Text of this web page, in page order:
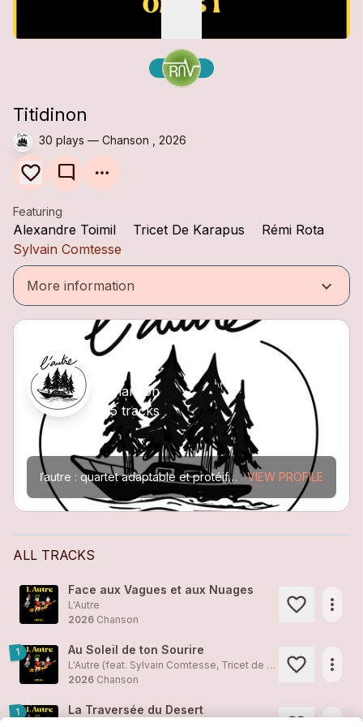
Titidinon
30 plays — Chanson , 2026
mode_comment
Featuring
Alexandre Toimil Tricet De Karapus
Rémi Rota
Sylvain Comtesse
More information keyboard_arrow_down
L'Autre
Chanson
15 tracks
ľautre : quartet adaptable et protéiforme réuni dans le but d’interpréter des chansons en français. Du swing à la valse en passant par le reggae des sapins et le blues ironique, différents rythmes... VIEW PROFILE
ALL TRACKS
Face aux Vagues et aux Nuages
L'Autre
2026 Chanson
more_horiz
1 Au Soleil de ton Sourire
L'Autre (feat. Sylvain Comtesse, Tricet de Karapus, Rémi Rota, Alexandre Toimil)
2026 Chanson
more_horiz
1 La Traversée du Desert